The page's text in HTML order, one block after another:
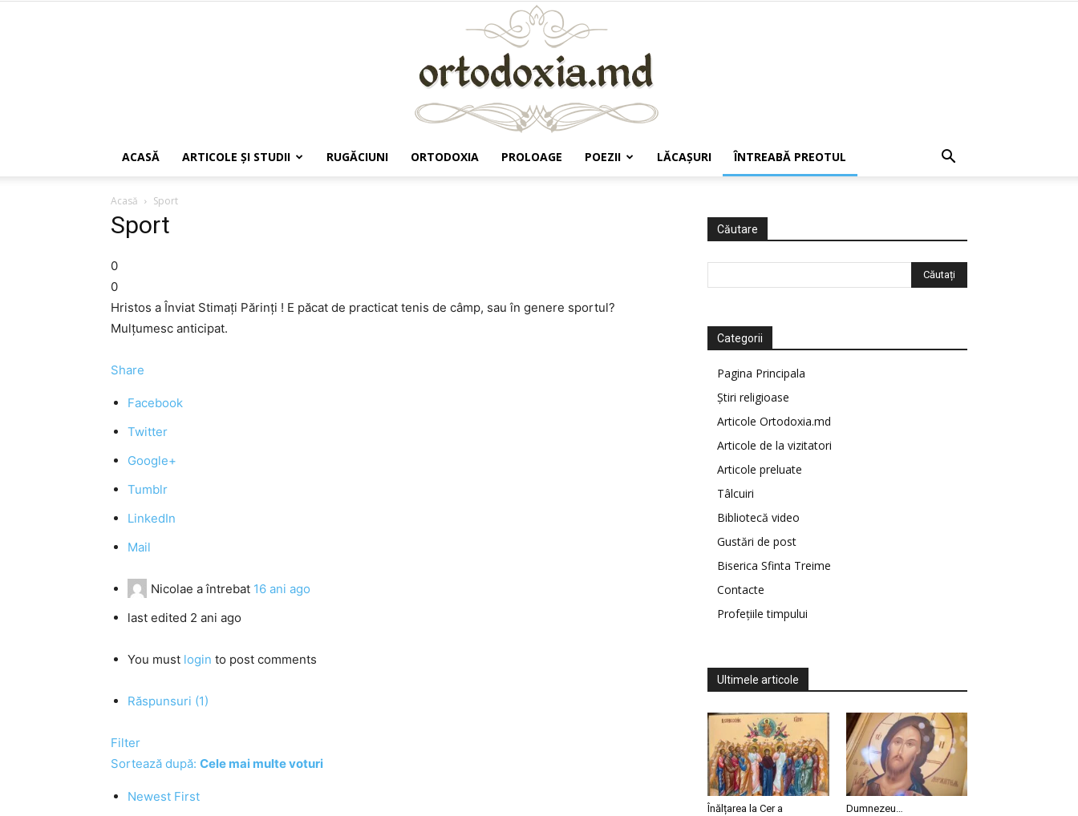
ACASĂ ARTICOLE ŞI STUDII RUGĂCIUNI ORTODOXIA PROLOAGE POEZII LĂCAŞURI ÎNTREABĂ PREOTUL
Acasă Sport
Sport
0
0
Hristos a Înviat Stimaţi Părinţi ! E păcat de practicat tenis de câmp, sau în genere sportul?
Mulţumesc anticipat.
Share
Facebook
Twitter
Google+
Tumblr
LinkedIn
Mail
Nicolae a întrebat 16 ani ago
last edited 2 ani ago
You must login to post comments
Răspunsuri (1)
Filter
Sortează după: Cele mai multe voturi
Newest First
Căutare
Categorii
Pagina Principala
Știri religioase
Articole Ortodoxia.md
Articole de la vizitatori
Articole preluate
Tâlcuiri
Bibliotecă video
Gustări de post
Biserica Sfinta Treime
Contacte
Profețiile timpului
Ultimele articole
Înălțarea la Cer a
Dumnezeu…